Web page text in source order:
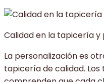
Calidad en la tapicería y
La personalización es
tapicería de calidad.